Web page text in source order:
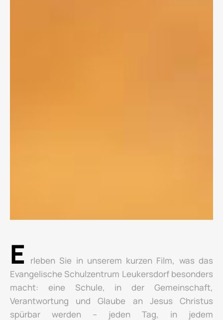
E
rleben Sie in unserem kurzen Film, was das
Evangelische Schulzentrum Leukersdorf besonders
macht: eine Schule, in der Gemeinschaft,
Verantwortung und Glaube an Jesus Christus
spürbar werden – jeden Tag, in jedem